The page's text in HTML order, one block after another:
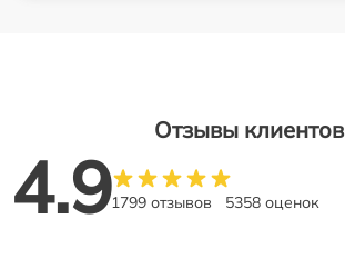
Отзывы клиентов
4.91799 отзывов 5358 оценок